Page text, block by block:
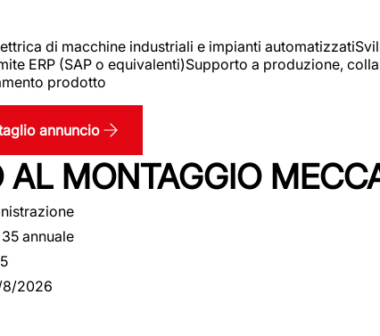
di macchine industriali e impianti
ERP (SAP o equivalenti)Supporto a produzione,
prodotto
annuncio
AL MONTAGGIO
annuale
2026